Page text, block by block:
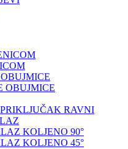
OBUJMICE
RAVNI
KOLJENO 90°
KOLJENO 45°